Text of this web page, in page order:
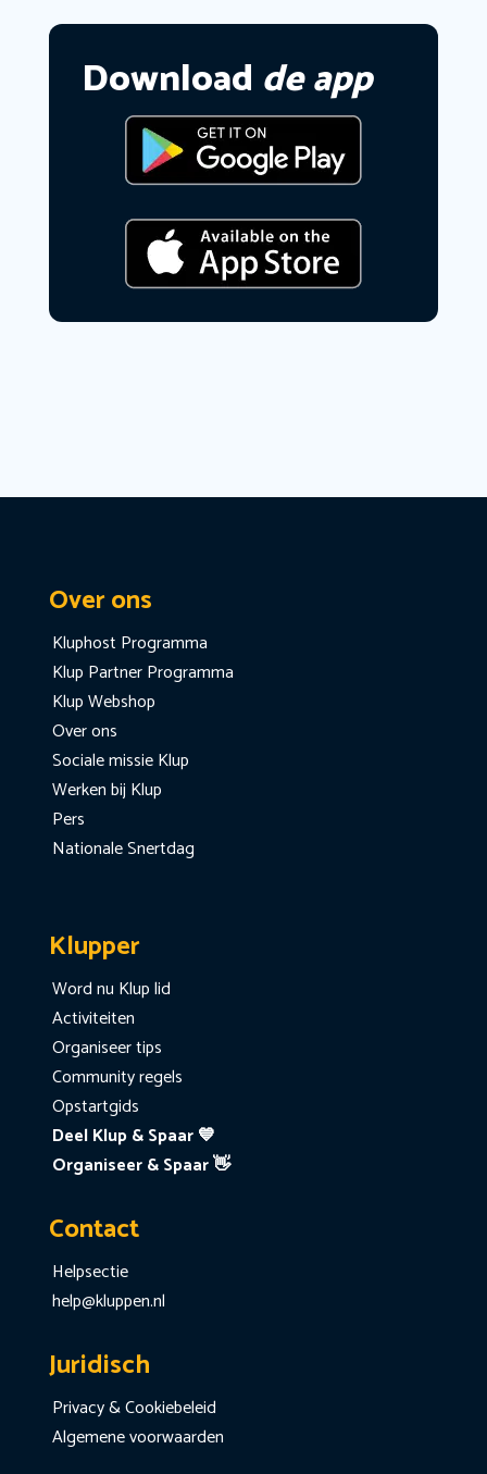
Download de app
Over ons
Kluphost Programma
Klup Partner Programma
Klup Webshop
Over ons
Sociale missie Klup
Werken bij Klup
Pers
Nationale Snertdag
Klupper
Word nu Klup lid
Activiteiten
Organiseer tips
Community regels
Opstartgids
Deel Klup & Spaar 💙
Organiseer & Spaar 👋
Contact
Helpsectie
help@kluppen.nl
Juridisch
Privacy & Cookiebeleid
Algemene voorwaarden